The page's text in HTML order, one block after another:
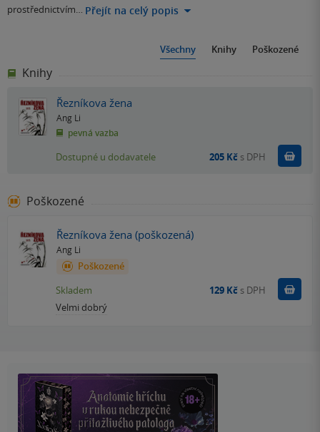
prostřednictvím… Přejít na celý popis
Všechny Knihy Poškozené
Knihy
Řezníkova žena
Ang Li
pevná vazba
Dostupné u dodavatele 205 Kč s DPH
Poškozené
Řezníkova žena (poškozená)
Ang Li
Poškozené
Velmi dobrý
Skladem 129 Kč s DPH